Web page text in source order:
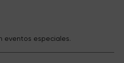
eventos especiales.